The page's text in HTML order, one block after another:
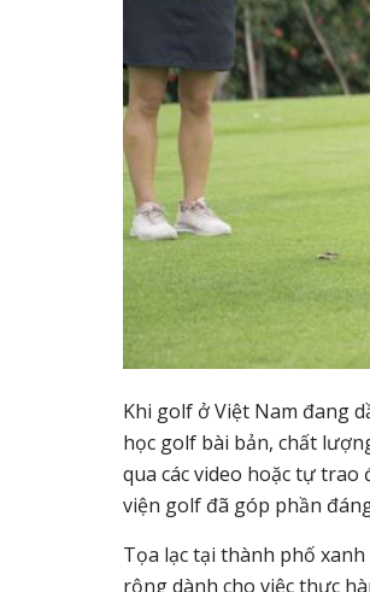
Khi golf ở Việt Nam đang
học golf bài bản, chất
qua các video hoặc tự
viện golf đã góp phần
Tọa lạc tại thành phố
rộng dành cho việc thực